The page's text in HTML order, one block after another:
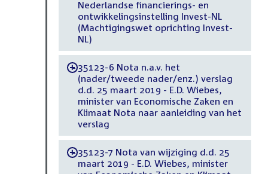
Nederlandse financierings- en
ontwikkelingsinstelling Invest-NL
(Machtigingswet oprichting Invest-
NL)
-35123-6 Nota n.a.v. het
(nader/tweede nader/enz.) verslag
d.d. 25 maart 2019 - E.D. Wiebes,
minister van Economische Zaken en
Klimaat Nota naar aanleiding van het
verslag
-35123-7 Nota van wijziging d.d. 25
maart 2019 - E.D. Wiebes, minister